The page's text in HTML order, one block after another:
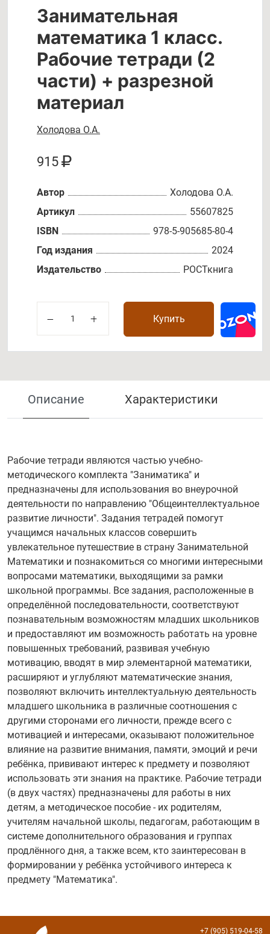
Занимательная
математика 1 класс.
Рабочие тетради (2
части) + разрезной
материал
Холодова О.А.
915
Автор
Холодова О.А.
Артикул
55607825
ISBN
978-5-905685-80-4
Год издания
2024
Издательство
РОСТкнига
Купить
Описание Характеристики
Рабочие тетради являются частью учебно-
методического комплекта "Заниматика" и
предназначены для использования во внеурочной
деятельности по направлению "Общеинтеллектуальное
развитие личности". Задания тетрадей помогут
учащимся начальных классов совершить
увлекательное путешествие в страну Занимательной
Математики и познакомиться со многими интересными
вопросами математики, выходящими за рамки
школьной программы. Все задания, расположенные в
определённой последовательности, соответствуют
познавательным возможностям младших школьников
и предоставляют им возможность работать на уровне
повышенных требований, развивая учебную
мотивацию, вводят в мир элементарной математики,
расширяют и углубляют математические знания,
позволяют включить интеллектуальную деятельность
младшего школьника в различные соотношения с
другими сторонами его личности, прежде всего с
мотивацией и интересами, оказывают положительное
влияние на развитие внимания, памяти, эмоций и речи
ребёнка, прививают интерес к предмету и позволяют
использовать эти знания на практике. Рабочие тетради
(в двух частях) предназначены для работы в них
детям, а методическое пособие - их родителям,
учителям начальной школы, педагогам, работающим в
системе дополнительного образования и группах
продлённого дня, а также всем, кто заинтересован в
формировании у ребёнка устойчивого интереса к
предмету "Математика".
+7 (905) 519-04-58